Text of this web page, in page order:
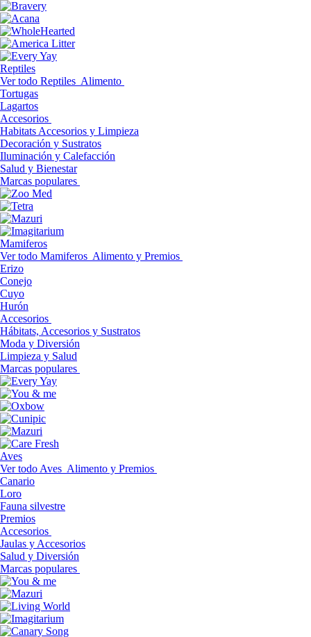
Reptiles
Ver todo Reptiles Alimento
Tortugas
Lagartos
Accesorios
Habitats Accesorios y Limpieza
Decoración y Sustratos
Iluminación y Calefacción
Salud y Bienestar
Marcas populares
Mamiferos
Ver todo Mamiferos Alimento y Premios
Erizo
Conejo
Cuyo
Hurón
Accesorios
Hábitats, Accesorios y Sustratos
Moda y Diversión
Limpieza y Salud
Marcas populares
Aves
Ver todo Aves Alimento y Premios
Canario
Loro
Fauna silvestre
Premios
Accesorios
Jaulas y Accesorios
Salud y Diversión
Marcas populares